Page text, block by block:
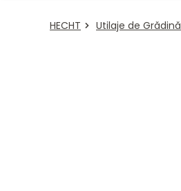
HECHT Utilaje de Grădină